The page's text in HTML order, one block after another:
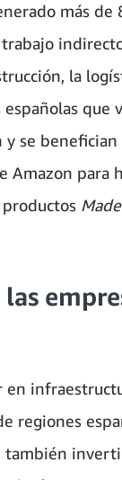
más de
la
que
se
Amazon para
regiones
también